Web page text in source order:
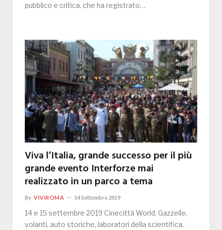
pubblico e critica, che ha registrato…
Viva l’Italia, grande successo per il più
grande evento Interforze mai
realizzato in un parco a tema
By VIVIROMA 14 Settembre 2019
14 e 15 settembre 2019 Cinecittà World. Gazzelle,
volanti, auto storiche, laboratori della scientifica,